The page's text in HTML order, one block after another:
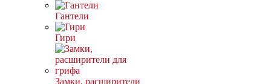
Гантели
Гири
Замки, расширители